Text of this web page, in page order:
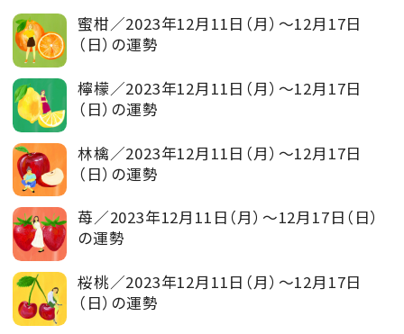
蜜柑／2023年12月11日（月）～12月17日
（日）の運勢
檸檬／2023年12月11日（月）～12月17日
（日）の運勢
林檎／2023年12月11日（月）～12月17日
（日）の運勢
苺／2023年12月11日（月）～12月17日（日）
の運勢
桜桃／2023年12月11日（月）～12月17日
（日）の運勢